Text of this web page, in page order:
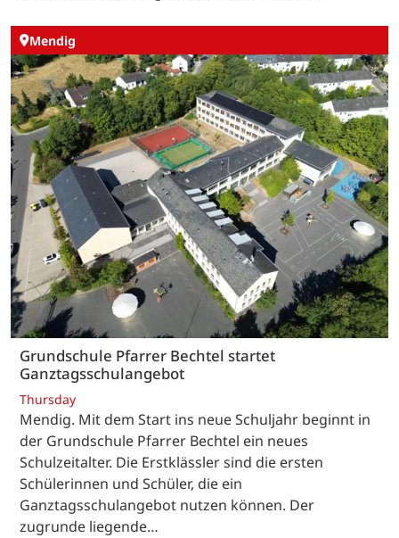
Mendig
Grundschule Pfarrer Bechtel startet
Ganztagsschulangebot
Thursday
Mendig. Mit dem Start ins neue Schuljahr beginnt in
der Grundschule Pfarrer Bechtel ein neues
Schulzeitalter. Die Erstklässler sind die ersten
Schülerinnen und Schüler, die ein
Ganztagsschulangebot nutzen können. Der
zugrunde liegende…